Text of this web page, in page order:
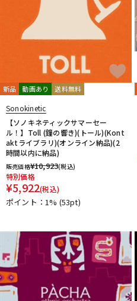
新品 動画あり 送料無料
Sonokinetic
【ソノキネティックサマーセー
ル！】Toll (鐘の響き)(トール)(Kont
aktライブラリ)(オンライン納品)(2
時間以内に納品)
販売価格¥10,923(税込)
特別価格
¥5,922(税込)
ポイント：1% (53pt)